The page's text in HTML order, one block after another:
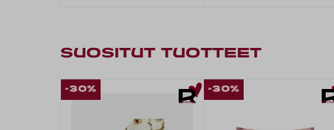
SUOSITUT TUOTTEET
-30% -30%